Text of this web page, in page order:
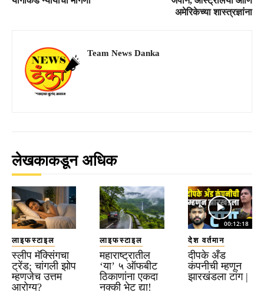
अमेरिकेच्या शास्त्रज्ञांना
Team News Danka
लेखकाकडून अधिक
लाइफस्टाइल
स्लीप मॅक्सिंगचा
ट्रेंड; चांगली झोप
म्हणजेच उत्तम
आरोग्य?
लाइफस्टाइल
महाराष्ट्रातील
‘या’ ५ ऑफबीट
ठिकाणांना एकदा
नक्की भेट द्या!
00:12:18
देश वर्तमान
दीपके अँड
कंपनीची म्हणून
झारखंडला टांग |